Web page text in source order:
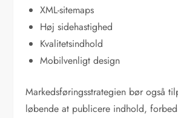
XML-sitemaps
Høj sidehastighed
Kvalitetsindhold
Mobilvenligt design
Markedsføringsstrategien bør også
løbende at publicere indhold,